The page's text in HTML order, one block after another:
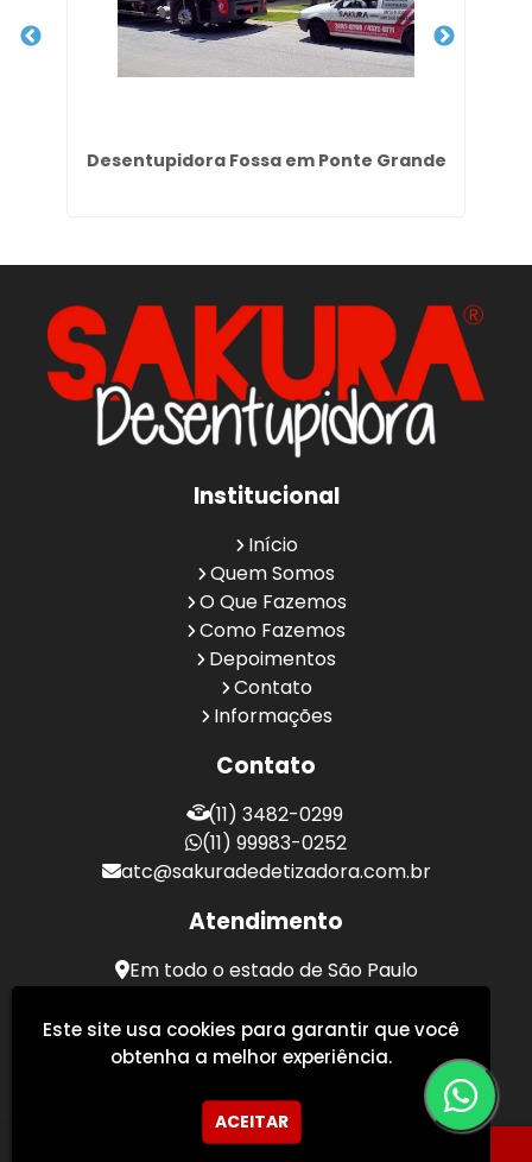
Desentupidora Fossa em Ponte Grande
Institucional
Início
Quem Somos
O Que Fazemos
Como Fazemos
Depoimentos
Contato
Informações
Contato
(11) 3482-0299
(11) 99983-0252
atc@sakuradedetizadora.com.br
Atendimento
Em todo o estado de São Paulo
Este site usa cookies para garantir que você
obtenha a melhor experiência.
ACEITAR